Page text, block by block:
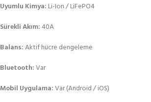
Uyumlu Kimya: Li-Ion / LiFePO4
Sürekli Akım: 40A
Balans:Aktif hücre dengeleme
Bluetooth:Var
Mobil Uygulama:Var (Android / iOS)